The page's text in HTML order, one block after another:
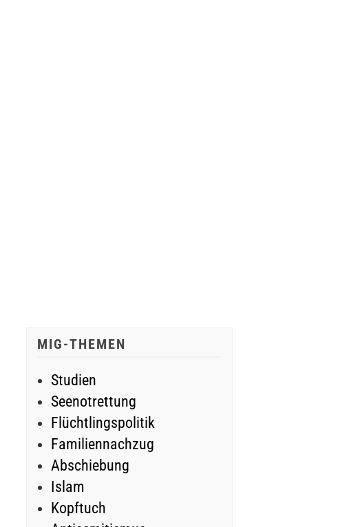
MIG-THEMEN
Studien
Seenotrettung
Flüchtlingspolitik
Familiennachzug
Abschiebung
Islam
Kopftuch